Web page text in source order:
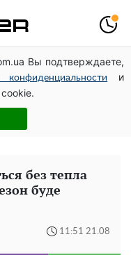
Вы подтверждаете,
конфиденциальности
и
банку за банкою:
та олією на
рецепт хрумкої
п'яти банок вам
без тепла
буде
11:51 21.08